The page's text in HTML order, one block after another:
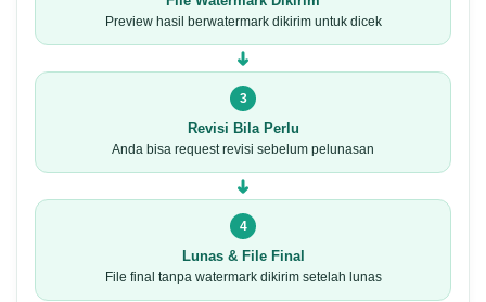
Preview hasil berwatermark dikirim untuk dicek
➜
3
Revisi Bila Perlu
Anda bisa request revisi sebelum pelunasan
➜
4
Lunas & File Final
File final tanpa watermark dikirim setelah lunas